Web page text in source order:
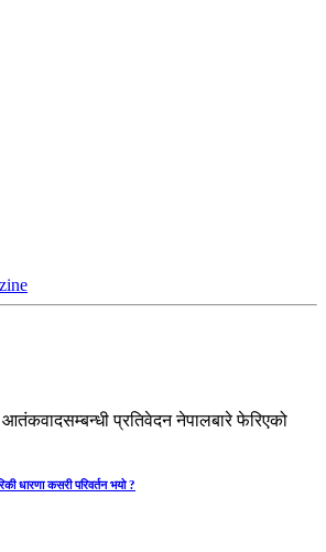
प्रतिवेदन नेपालबारे फेरिएको
धारणा कसरी परिवर्तन भयो ?